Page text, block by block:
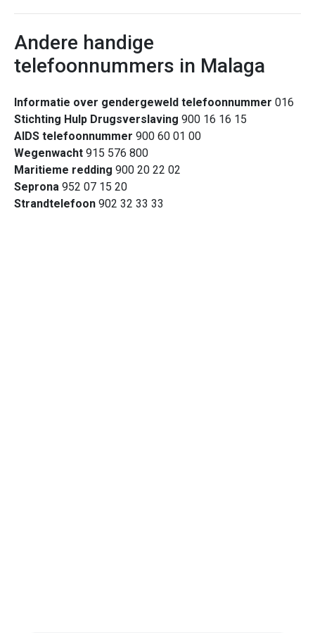
Andere handige
telefoonnummers in Malaga
Informatie over gendergeweld telefoonnummer 016
Stichting Hulp Drugsverslaving 900 16 16 15
AIDS telefoonnummer 900 60 01 00
Wegenwacht 915 576 800
Maritieme redding 900 20 22 02
Seprona 952 07 15 20
Strandtelefoon 902 32 33 33